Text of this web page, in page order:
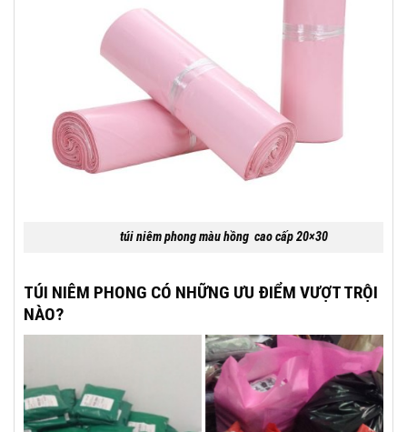
túi niêm phong màu hồng cao cấp 20×30
TÚI NIÊM PHONG CÓ NHỮNG ƯU ĐIỂM VƯỢT TRỘI
NÀO?